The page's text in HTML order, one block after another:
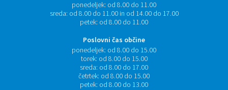
ponedeljek: od 8.00 do 11.00
sreda: od 8.00 do 11.00 in od 14.00 do 17.00
petek: od 8.00 do 11.00
Poslovni čas občine
ponedeljek: od 8.00 do 15.00
torek: od 8.00 do 15.00
sreda: od 8.00 do 17.00
četrtek: od 8.00 do 15.00
petek: od 8.00 do 13.00